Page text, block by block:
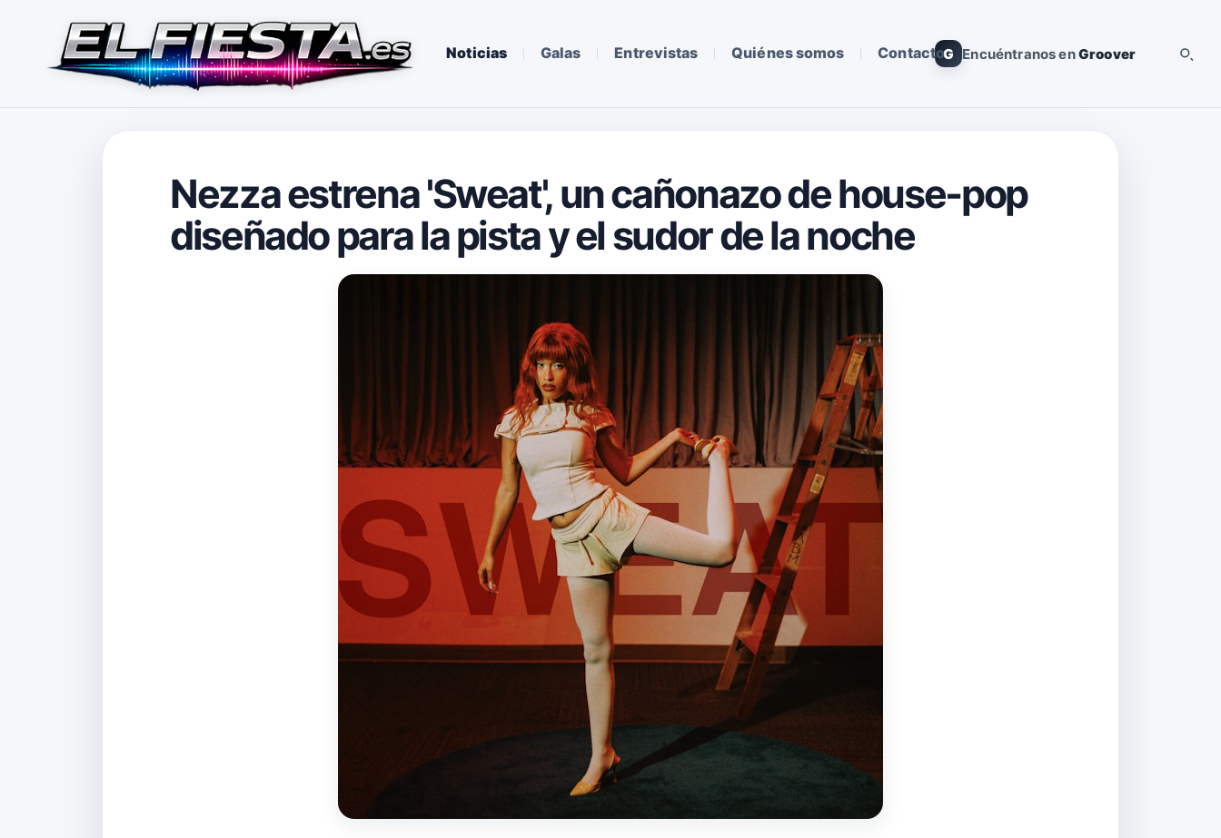
Noticias Galas Entrevistas Quiénes somos ContactoG Encuéntranos enGroover
Nezza estrena 'Sweat', un cañonazo de house-pop
diseñado para la pista y el sudor de la noche